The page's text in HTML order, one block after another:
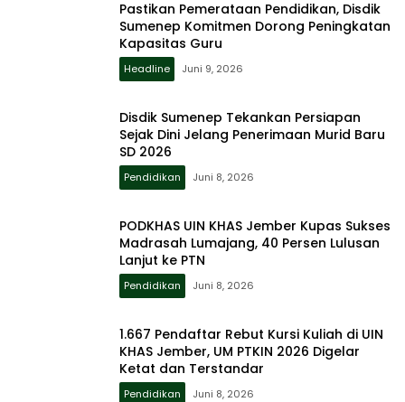
Pastikan Pemerataan Pendidikan, Disdik
Sumenep Komitmen Dorong Peningkatan
Kapasitas Guru
Headline Juni 9, 2026
Disdik Sumenep Tekankan Persiapan
Sejak Dini Jelang Penerimaan Murid Baru
SD 2026
Pendidikan Juni 8, 2026
PODKHAS UIN KHAS Jember Kupas Sukses
Madrasah Lumajang, 40 Persen Lulusan
Lanjut ke PTN
Pendidikan Juni 8, 2026
1.667 Pendaftar Rebut Kursi Kuliah di UIN
KHAS Jember, UM PTKIN 2026 Digelar
Ketat dan Terstandar
Pendidikan Juni 8, 2026